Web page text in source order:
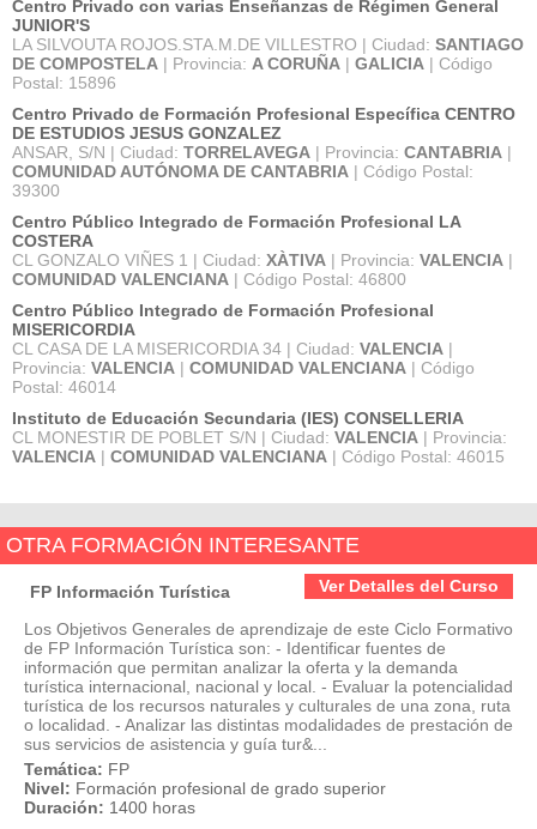
Centro Privado con varias Enseñanzas de Régimen General
JUNIOR'S
LA SILVOUTA ROJOS.STA.M.DE VILLESTRO | Ciudad: SANTIAGO
DE COMPOSTELA | Provincia: A CORUÑA | GALICIA | Código
Postal: 15896
Centro Privado de Formación Profesional Específica CENTRO
DE ESTUDIOS JESUS GONZALEZ
ANSAR, S/N | Ciudad: TORRELAVEGA | Provincia: CANTABRIA |
COMUNIDAD AUTÓNOMA DE CANTABRIA | Código Postal:
39300
Centro Público Integrado de Formación Profesional LA
COSTERA
CL GONZALO VIÑES 1 | Ciudad: XÀTIVA | Provincia: VALENCIA |
COMUNIDAD VALENCIANA | Código Postal: 46800
Centro Público Integrado de Formación Profesional
MISERICORDIA
CL CASA DE LA MISERICORDIA 34 | Ciudad: VALENCIA |
Provincia: VALENCIA | COMUNIDAD VALENCIANA | Código
Postal: 46014
Instituto de Educación Secundaria (IES) CONSELLERIA
CL MONESTIR DE POBLET S/N | Ciudad: VALENCIA | Provincia:
VALENCIA | COMUNIDAD VALENCIANA | Código Postal: 46015
OTRA FORMACIÓN INTERESANTE
Ver Detalles del Curso
FP Información Turística
Los Objetivos Generales de aprendizaje de este Ciclo Formativo
de FP Información Turística son: - Identificar fuentes de
información que permitan analizar la oferta y la demanda
turística internacional, nacional y local. - Evaluar la potencialidad
turística de los recursos naturales y culturales de una zona, ruta
o localidad. - Analizar las distintas modalidades de prestación de
sus servicios de asistencia y guía tur&...
Temática: FP
Nivel: Formación profesional de grado superior
Duración: 1400 horas